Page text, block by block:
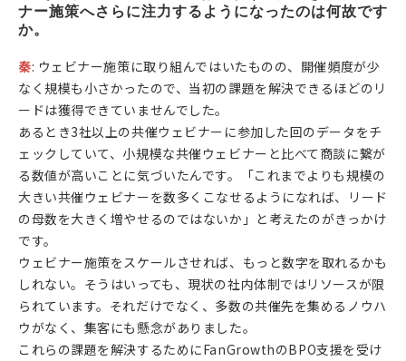
ナー施策へさらに注力するようになったのは何故です
か。
秦: ウェビナー施策に取り組んではいたものの、開催頻度が少
なく規模も小さかったので、当初の課題を解決できるほどのリ
ードは獲得できていませんでした。
あるとき3社以上の共催ウェビナーに参加した回のデータをチ
ェックしていて、小規模な共催ウェビナーと比べて商談に繋が
る数値が高いことに気づいたんです。「これまでよりも規模の
大きい共催ウェビナーを数多くこなせるようになれば、リード
の母数を大きく増やせるのではないか」と考えたのがきっかけ
です。
ウェビナー施策をスケールさせれば、もっと数字を取れるかも
しれない。そうはいっても、現状の社内体制ではリソースが限
られています。それだけでなく、多数の共催先を集めるノウハ
ウがなく、集客にも懸念がありました。
これらの課題を解決するためにFanGrowthのBPO支援を受け